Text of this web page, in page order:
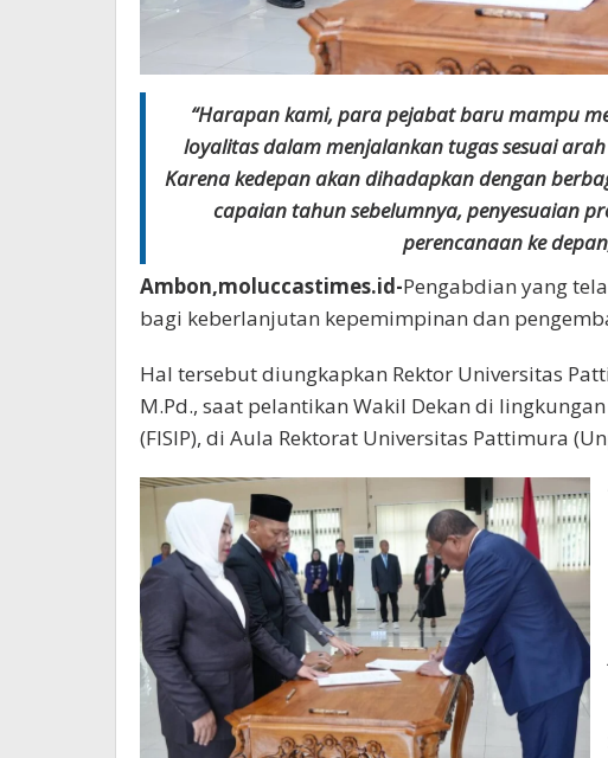
“Harapan kami, para pejabat baru mampu
loyalitas dalam menjalankan tugas sesuai
Karena kedepan akan dihadapkan dengan
capaian tahun sebelumnya, penyesuaian
perencanaan ke
Ambon,moluccastimes.id-Pengabdian yang
bagi keberlanjutan kepemimpinan dan
Hal tersebut diungkapkan Rektor Universitas
M.Pd., saat pelantikan Wakil Dekan di
(FISIP), di Aula Rektorat Universitas Pattimura